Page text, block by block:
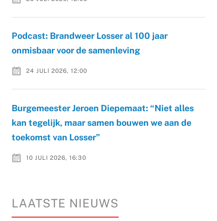
Podcast: Brandweer Losser al 100 jaar
onmisbaar voor de samenleving
24 JULI 2026, 12:00
Burgemeester Jeroen Diepemaat: “Niet alles
kan tegelijk, maar samen bouwen we aan de
toekomst van Losser”
10 JULI 2026, 16:30
LAATSTE NIEUWS